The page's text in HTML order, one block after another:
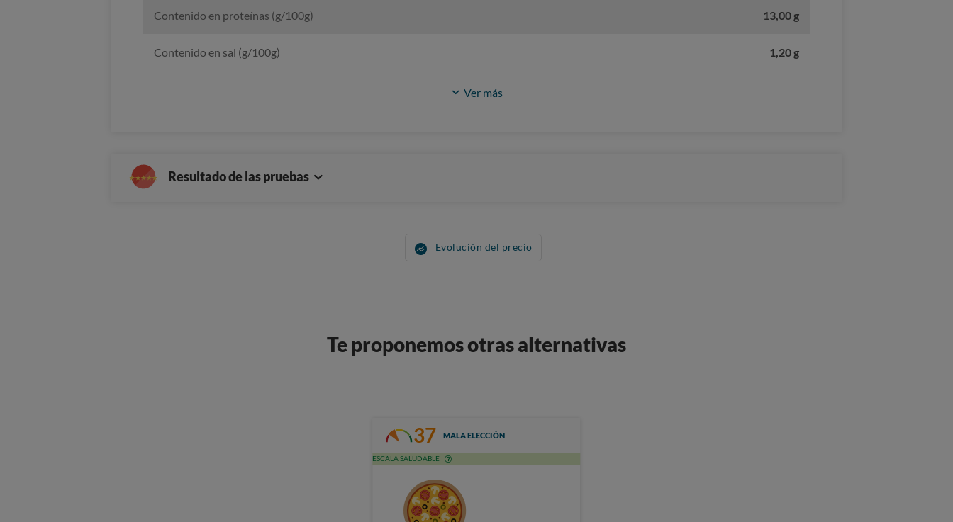
Contenido en proteínas (g/100g) 13,00 g
Contenido en sal (g/100g) 1,20 g
Ver más
Resultado de las pruebas
Evolución del precio
Te proponemos otras alternativas
37 MALA ELECCIÓN
ESCALA SALUDABLE